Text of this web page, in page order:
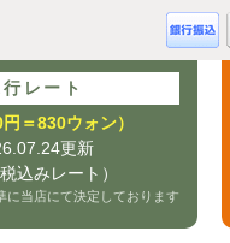
レート
＝830ウォン）
更新
込みレート）
に当店にて決定しております